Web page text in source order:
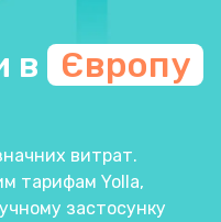
в
Європу
витрат.
тарифам Yolla,
застосунку